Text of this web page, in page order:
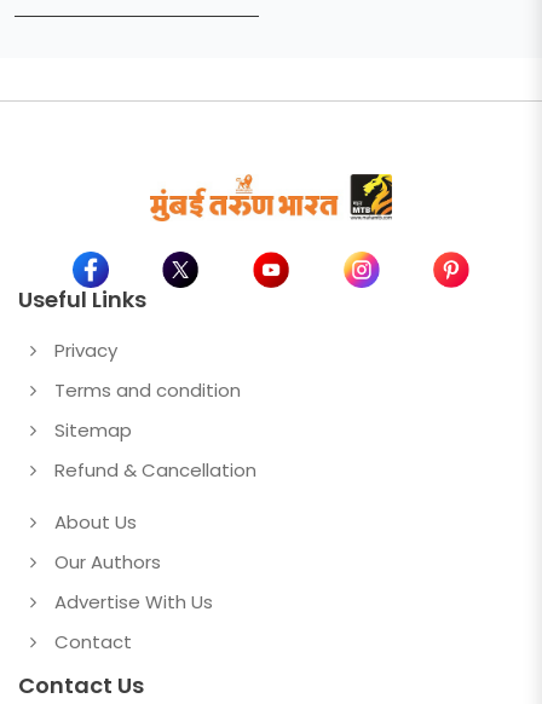
Useful Links
Privacy
Terms and condition
Sitemap
Refund & Cancellation
About Us
Our Authors
Advertise With Us
Contact
Contact Us